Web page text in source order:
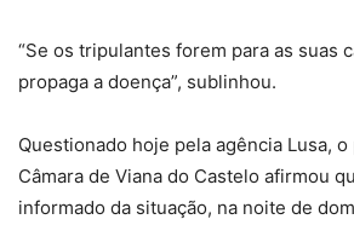
“Se os tripulantes forem para as suas
propaga a doença”, sublinhou.
Questionado hoje pela agência Lusa,
Câmara de Viana do Castelo afirmou
informado da situação, na noite de